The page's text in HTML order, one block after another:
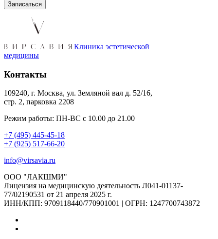
Клиника эстетической
медицины
Контакты
109240, г. Москва, ул. Земляной вал д. 52/16,
стр. 2, парковка 2208
Режим работы: ПН-ВС с 10.00 до 21.00
+7 (495) 445-45-18
+7 (925) 517-66-20
info@virsavia.ru
ООО "ЛАКШМИ"
Лицензия на медицинскую деятельность Л041-01137-
77/02190531 от 21 апреля 2025 г.
ИНН/КПП: 9709118440/770901001 | ОГРН: 1247700743872